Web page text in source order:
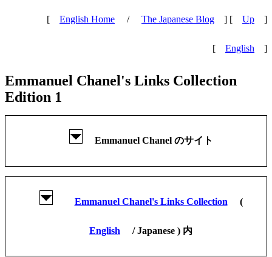
[ English Home / The Japanese Blog ] [ Up ]
[ English ]
Emmanuel Chanel's Links Collection
Edition 1
Emmanuel Chanel のサイト
Emmanuel Chanel's Links Collection (
English / Japanese ) 内